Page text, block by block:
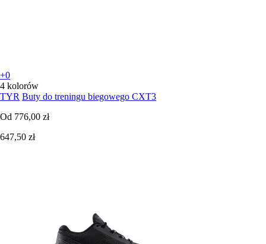
+0
4 kolorów
TYR Buty do treningu biegowego CXT3
Od 776,00 zł
647,50 zł